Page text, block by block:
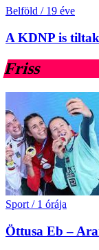
Belföld / 19 éve
A KDNP is
Friss
Sport / 1 órája
Öttusa Eb –